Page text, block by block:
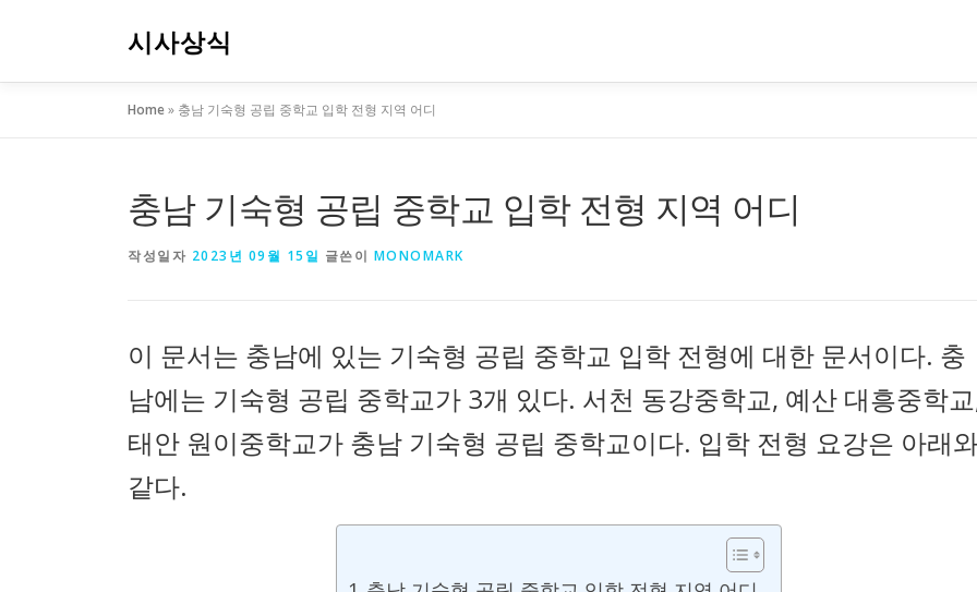
로
시사상식
Home» 충남 기숙형 공립 중학교 입학 전형 지역 어디
충남 기숙형 공립 중학교 입학 전형 지역 어디
작성일자 2023년 09월 15일 글쓴이 MONOMARK
이 문서는 충남에 있는 기숙형 공립 중학교 입학 전형에 대한 문서이다. 충
남에는 기숙형 공립 중학교가 3개 있다. 서천 동강중학교, 예산 대흥중학
태안 원이중학교가 충남 기숙형 공립 중학교이다. 입학 전형 요강은 아래
같다.